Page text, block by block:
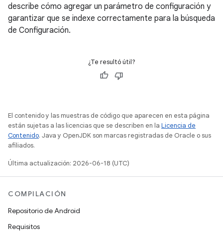
describe cómo agregar un parámetro de configuración y
garantizar que se indexe correctamente para la búsqueda
de Configuración.
¿Te resultó útil?
El contenido y las muestras de código que aparecen en esta página
están sujetas a las licencias que se describen en la Licencia de
Contenido. Java y OpenJDK son marcas registradas de Oracle o sus
afiliados.
Última actualización: 2026-06-18 (UTC)
COMPILACIÓN
Repositorio de Android
Requisitos